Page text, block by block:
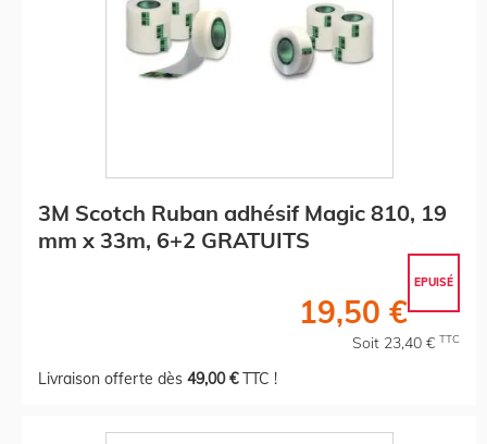
3M Scotch Ruban adhésif Magic 810, 19
mm x 33m, 6+2 GRATUITS
EPUISÉ
19,50 €
Soit 23,40 € TTC
Livraison offerte dès 49,00 €TTC !